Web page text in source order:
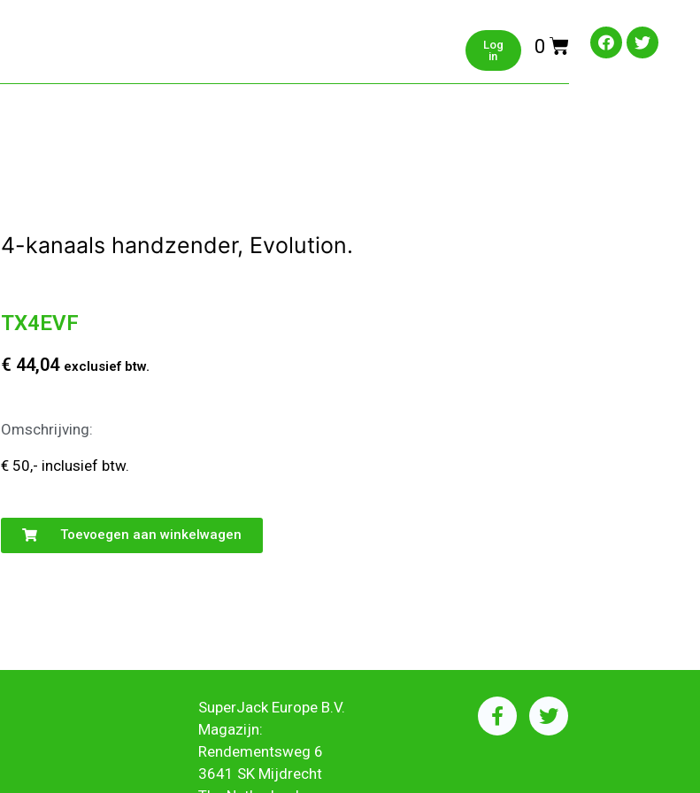
Log
in
0
4-kanaals handzender, Evolution.
TX4EVF
€ 44,04 exclusief btw.
Omschrijving:
€ 50,- inclusief btw.
Toevoegen aan winkelwagen
SuperJack Europe B.V.
Magazijn:
Rendementsweg 6
3641 SK Mijdrecht